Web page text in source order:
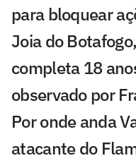
para bloquear
Joia do
completa 18
observado por
Por onde anda
atacante do